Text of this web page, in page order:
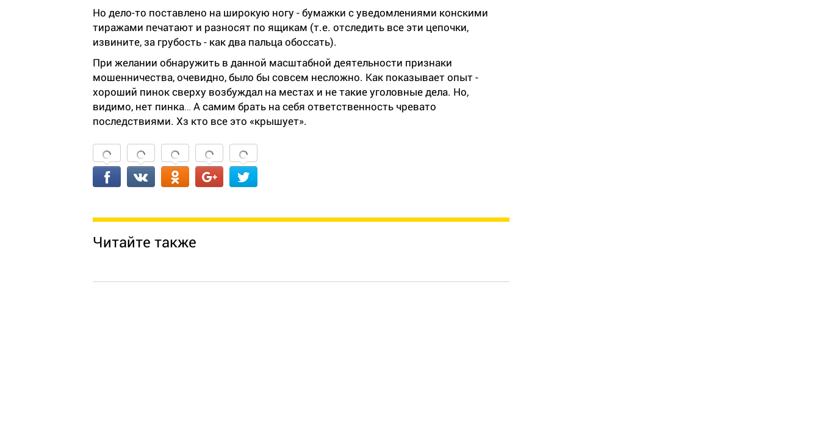
Но дело-то поставлено на широкую ногу - бумажки с уведомлениями конскими
тиражами печатают и разносят по ящикам (т.е. отследить все эти цепочки,
извините, за грубость - как два пальца обоссать).
При желании обнаружить в данной масштабной деятельности признаки
мошенничества, очевидно, было бы совсем несложно. Как показывает опыт -
хороший пинок сверху возбуждал на местах и не такие уголовные дела. Но,
видимо, нет пинка… А самим брать на себя ответственность чревато
последствиями. Хз кто все это «крышует».
Читайте также